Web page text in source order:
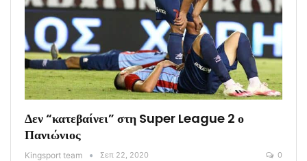
Δεν “κατεβαίνει” στη Super League 2 ο
Πανιώνιος
Kingsport team Σεπ 22, 2020 0